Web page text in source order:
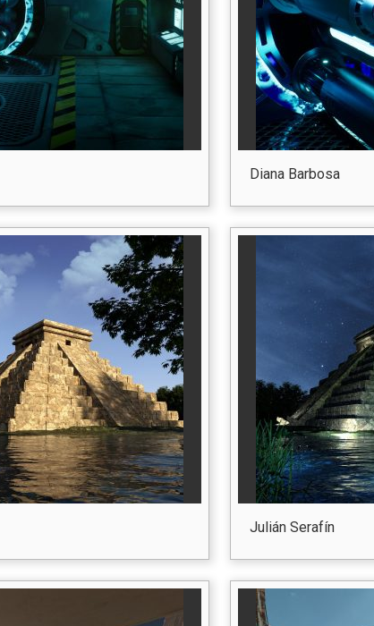
Diana Barbosa
Julián Serafín